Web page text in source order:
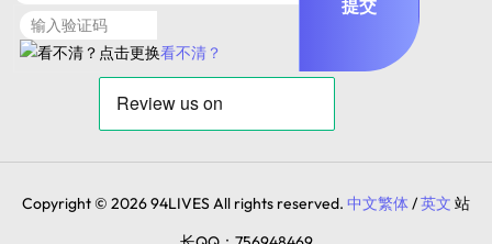
看不清？
提交
Copyright © 2026 94LIVES All rights reserved. 中文繁体/英文 站